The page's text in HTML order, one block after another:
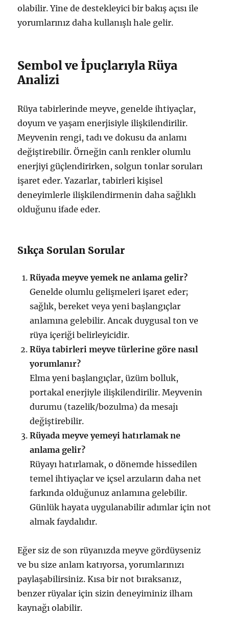
olabilir. Yine de destekleyici bir bakış açısı ile
yorumlarınız daha kullanışlı hale gelir.
Sembol ve İpuçlarıyla Rüya
Analizi
Rüya tabirlerinde meyve, genelde ihtiyaçlar,
doyum ve yaşam enerjisiyle ilişkilendirilir.
Meyvenin rengi, tadı ve dokusu da anlamı
değiştirebilir. Örneğin canlı renkler olumlu
enerjiyi güçlendirirken, solgun tonlar soruları
işaret eder. Yazarlar, tabirleri kişisel
deneyimlerle ilişkilendirmenin daha sağlıklı
olduğunu ifade eder.
Sıkça Sorulan Sorular
Rüyada meyve yemek ne anlama gelir?
Genelde olumlu gelişmeleri işaret eder;
sağlık, bereket veya yeni başlangıçlar
anlamına gelebilir. Ancak duygusal ton ve
rüya içeriği belirleyicidir.
Rüya tabirleri meyve türlerine göre nasıl
yorumlanır?
Elma yeni başlangıçlar, üzüm bolluk,
portakal enerjiyle ilişkilendirilir. Meyvenin
durumu (tazelik/bozulma) da mesajı
değiştirebilir.
Rüyada meyve yemeyi hatırlamak ne
anlama gelir?
Rüyayı hatırlamak, o dönemde hissedilen
temel ihtiyaçlar ve içsel arzuların daha net
farkında olduğunuz anlamına gelebilir.
Günlük hayata uygulanabilir adımlar için not
almak faydalıdır.
Eğer siz de son rüyanızda meyve gördüyseniz
ve bu size anlam katıyorsa, yorumlarınızı
paylaşabilirsiniz. Kısa bir not bıraksanız,
benzer rüyalar için sizin deneyiminiz ilham
kaynağı olabilir.